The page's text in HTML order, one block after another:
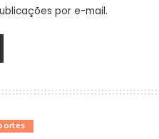
por e-mail.